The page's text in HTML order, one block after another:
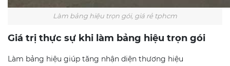
Làm bảng hiệu trọn gói, giá rẻ tphcm
Giá trị thực sự khi làm bảng hiệu trọn gói
Làm bảng hiệu giúp tăng nhận diện thương hiệu